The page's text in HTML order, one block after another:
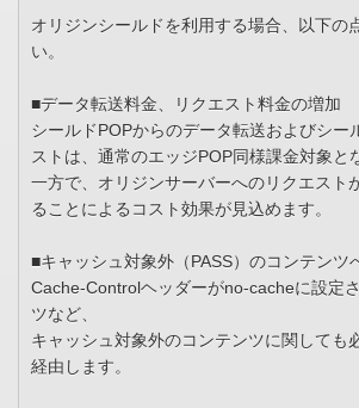
オリジンシールドを利用する場合、以下の
い。
■データ転送料金、リクエスト料金の増加
シールドPOPからのデータ転送およびシー
ストは、通常のエッジPOP同様課金対象と
一方で、オリジンサーバーへのリクエスト
ることによるコスト効果が見込めます。
■キャッシュ対象外（PASS）のコンテンツ
Cache-Controlヘッダーがno-cacheに設定
ツなど、
キャッシュ対象外のコンテンツに関しても
経由します。